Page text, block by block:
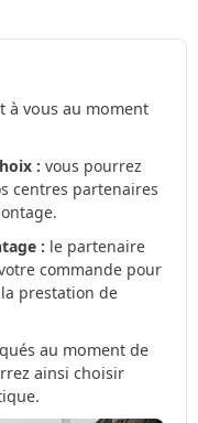
à vous au moment
: vous pourrez
centres partenaires
: le partenaire
commande pour
prestation de
au moment de
ainsi choisir